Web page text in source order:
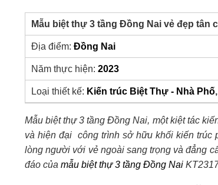
Mẫu biệt thự 3 tầng Đồng Nai vẻ đẹp tân
Địa điểm: Đồng Nai
Năm thực hiện: 2023
Loại thiết kế: Kiến trúc Biệt Thự - Nhà Phố,
Mẫu biệt thự 3 tầng Đồng Nai, một kiệt tác
và hiện đại công trình sở hữu khối kiến trúc
lòng người với vẻ ngoài sang trọng và đẳng
đáo của mẫu biệt thự 3 tầng Đồng Nai